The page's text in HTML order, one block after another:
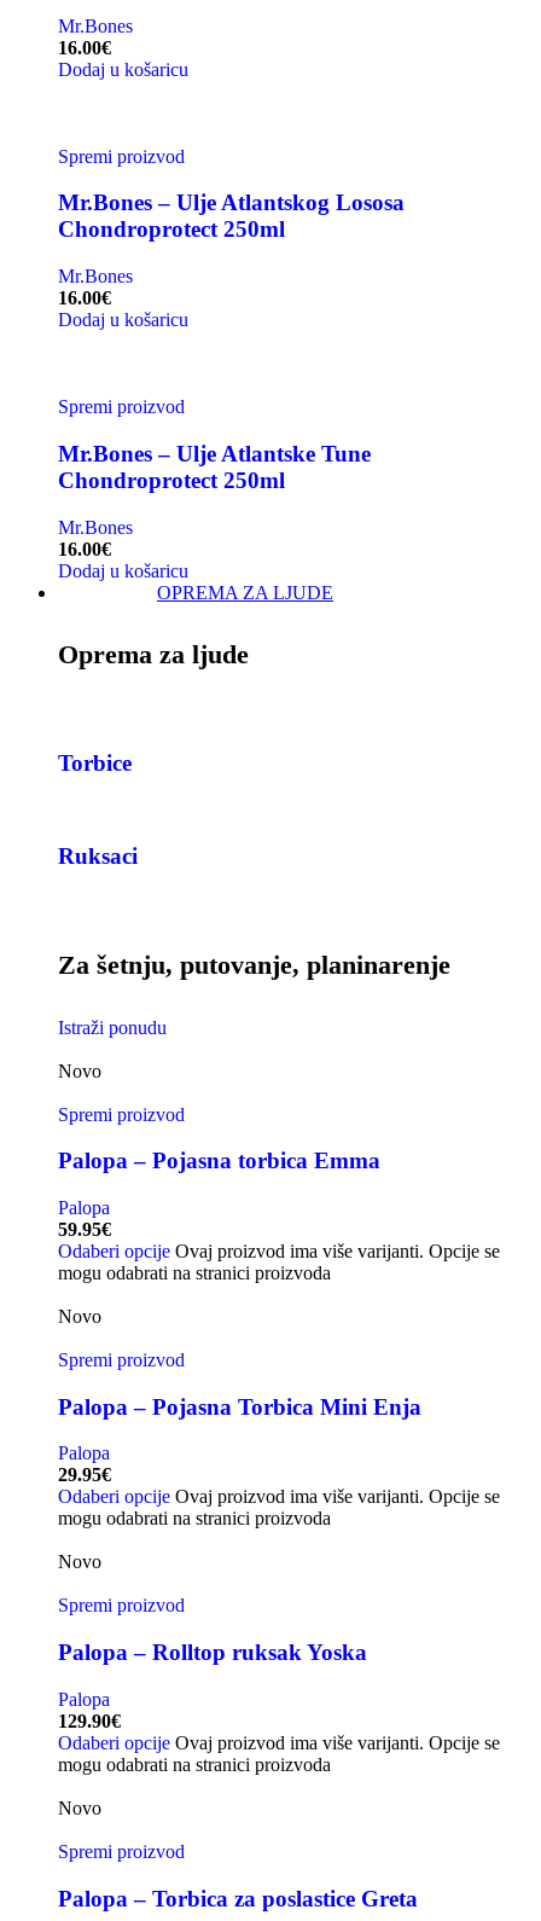
Mr.Bones
16.00€
Dodaj u košaricu
Spremi proizvod
Mr.Bones – Ulje Atlantskog Lososa
Chondroprotect 250ml
Mr.Bones
16.00€
Dodaj u košaricu
Spremi proizvod
Mr.Bones – Ulje Atlantske Tune
Chondroprotect 250ml
Mr.Bones
16.00€
Dodaj u košaricu
OPREMA ZA LJUDE
Oprema za ljude
Torbice
Ruksaci
Za šetnju, putovanje, planinarenje
Istraži ponudu
Novo
Spremi proizvod
Palopa – Pojasna torbica Emma
Palopa
59.95€
Odaberi opcije Ovaj proizvod ima više varijanti. Opcije se
mogu odabrati na stranici proizvoda
Novo
Spremi proizvod
Palopa – Pojasna Torbica Mini Enja
Palopa
29.95€
Odaberi opcije Ovaj proizvod ima više varijanti. Opcije se
mogu odabrati na stranici proizvoda
Novo
Spremi proizvod
Palopa – Rolltop ruksak Yoska
Palopa
129.90€
Odaberi opcije Ovaj proizvod ima više varijanti. Opcije se
mogu odabrati na stranici proizvoda
Novo
Spremi proizvod
Palopa – Torbica za poslastice Greta